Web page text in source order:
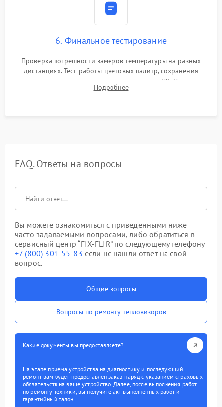
6. Финальное тестирование
Проверка погрешности замеров температуры на разных
дистанциях. Тест работы цветовых палитр, сохранения
термограмм в память и передачи данных на ПК. Проверка
автономности работы и итоговый контроль качества.
Подробнее
FAQ. Ответы на вопросы
Вы можете ознакомиться с приведенными ниже
часто задаваемыми вопросами, либо обратиться в
сервисный центр “FIX-FLIR” по следующему телефону
+7 (800) 301-55-83 если не нашли ответ на свой
вопрос.
Общие вопросы
Вопросы по ремонту тепловизоров
Какие документы вы предоставляете?
На этапе приема устройства на диагностику и последующий
ремонт вам будет предоставлен заказ-наряд с указанием страховых
обязательств на ваше устройство. Далее, после выполнения работ
по ремонту техники, вы получите акт выполненных работ и
гарантийный талон.